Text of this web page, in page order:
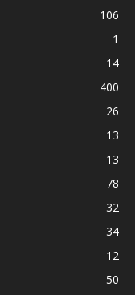
106
1
14
400
26
13
13
78
32
34
12
50